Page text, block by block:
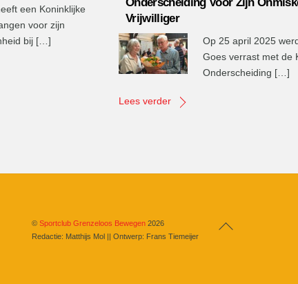
een Koninklijke
voor zijn
bij […]
Vrijwilliger
Op 25 april 2025
Goes verrast met de
Onderscheiding […]
Lees verder
Back
©Sportclub Grenzeloos Bewegen 2026
Redactie: Matthijs Mol || Ontwerp: Frans Tiemeijer